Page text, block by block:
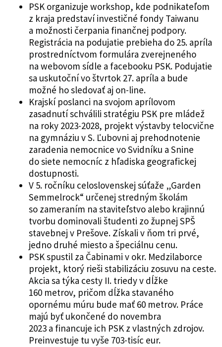
PSK organizuje workshop, kde podnikateľom
z kraja predstaví investičné fondy Taiwanu
a možnosti čerpania finančnej podpory.
Registrácia na podujatie prebieha do 25. apríla
prostredníctvom formulára zverejneného
na webovom sídle a facebooku PSK. Podujatie
sa uskutoční vo štvrtok 27. apríla a bude
možné ho sledovať aj on-line.
Krajskí poslanci na svojom aprílovom
zasadnutí schválili stratégiu PSK pre mládež
na roky 2023-2028, projekt výstavby telocvične
na gymnáziu v S. Ľubovni aj prehodnotenie
zaradenia nemocnice vo Svidníku a Snine
do siete nemocníc z hľadiska geografickej
dostupnosti.
V 5. ročníku celoslovenskej súťaže „Garden
Semmelrock“ určenej stredným školám
so zameraním na staviteľstvo alebo krajinnú
tvorbu dominovali študenti zo župnej SPŠ
stavebnej v Prešove. Získali v ňom tri prvé,
jedno druhé miesto a špeciálnu cenu.
PSK spustil za Čabinami v okr. Medzilaborce
projekt, ktorý rieši stabilizáciu zosuvu na ceste.
Akcia sa týka cesty II. triedy v dĺžke
160 metrov, pričom dĺžka stavaného
opornému múru bude mať 60 metrov. Práce
majú byť ukončené do novembra
2023 a financuje ich PSK z vlastných zdrojov.
Preinvestuje tu vyše 703-tisíc eur.